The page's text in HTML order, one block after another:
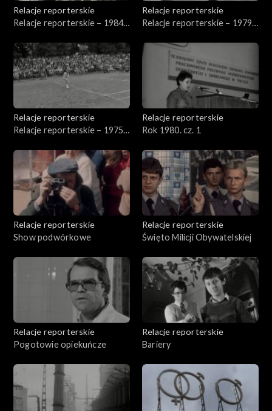
Relacje reporterskie
Relacje reporterskie – 1984
Relacje reporterskie
Relacje reporterskie – 1979-
Relacje reporterskie
Relacje reporterskie – 1975-
Relacje reporterskie
Rok 1980. cz. 1
Relacje reporterskie
Show podwórkowe
Relacje reporterskie
Święto Milicji Obywatelskiej
Relacje reporterskie
Pogotowie opiekuńcze
Relacje reporterskie
Bariery